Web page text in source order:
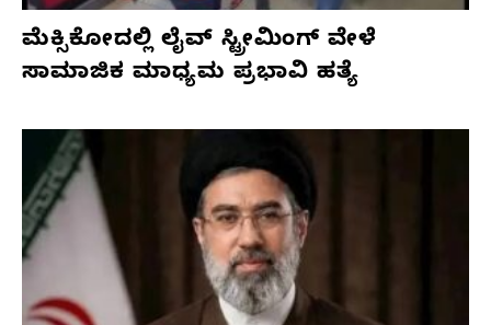
ಮೆಕ್ಸಿಕೋದಲ್ಲಿ ಲೈವ್ ಸ್ಟ್ರೀಮಿಂಗ್ ವೇಳೆ
ಸಾಮಾಜಿಕ ಮಾಧ್ಯಮ ಪ್ರಭಾವಿ ಹತ್ಯೆ